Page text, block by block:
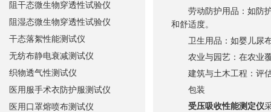
劳动防护用品：如防护
和舒适度。
卫生用品：如婴儿尿布
农业与园艺：在农业覆
建筑与土木工程：评估
包装
受压吸收性能测定仪
阻干态微生物穿透性试验仪
阻湿态微生物穿透性试验仪
干态落絮性能测试仪
无纺布静电衰减测试仪
织物透气性测试仪
医用服手术衣防护服测试仪
医用口罩熔喷布测试仪